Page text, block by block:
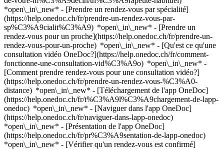
*open\_in\_new* - [Prendre un rendez-vous par spécialité]
(https://help.onedoc.ch/fr/prendre-un-rendez-vous-par-
sp%C3%A9cialit%C3%A9) *open\_in\_new* - [Prendre un
rendez-vous pour un proche](https://help.onedoc.ch/fr/prendre-un-
rendez-vous-pour-un-proche) *open\_in\_new* - [Qu'est ce qu'une
consultation vidéo OneDoc?](https://help.onedoc.ch/fr/comment-
fonctionne-une-consultation-vid%C3%A9o) *open\_in\_new* -
[Comment prendre rendez-vous pour une consultation vidéo?]
(https://help.onedoc.ch/fr/prendre-un-rendez-vous-%C3%A0-
distance) *open\_in\_new* - [Téléchargement de l'app OneDoc]
(https://help.onedoc.ch/fr/t%C3%A9l%C3%A9chargement-de-lapp-
onedoc) *open\_in\_new* - [Naviguer dans l'app OneDoc]
(https://help.onedoc.ch/fr/naviguer-dans-lapp-onedoc)
*open\_in\_new* - [Présentation de l'app OneDoc]
(https://help.onedoc.ch/fr/pr%C3%A9sentation-de-lapp-onedoc)
*open\_in\_new* - [Vérifier qu'un rendez-vous est confirmé](https://help.onedoc.ch/fr/v%C3%A9rifier-quun-rendez-vous-est-confirm%C3%A9) *open\_in\_new* - [Annuler un rendez-vous pris en ligne sur OneDoc](https://help.onedoc.ch/fr/annuler-un-rendez-vous-pris-en-ligne-sur-onedoc) *open\_in\_new* - [Je ne reçois pas de confirmation de rendez-vous](https://help.onedoc.ch/fr/je-ne-re%C3%A7ois-pas-de-confirmation-de-rendez-vous) *open\_in\_new* [Voir tous nos articles *open\_in\_new*](https://help.onedoc.ch/fr/) close ## Modifier votre recherche ![Maison avec un signe plus annonçant qu’une consultation peut être effectuée sur place](https://www.onedoc.ch/assets/images/icons/on-site.svg) Sur place ![Caméra avec un symbole lecture annonçant qu’une consultation peut être effectuée à distance en vidéo](https://www.onedoc.ch/assets/images/icons/remote.svg) À distance Rechercher #### Spécialités #### Praticiens #### Établissements edit Suivi du sportif à Carouge tune Filtrer par Nouveaux patients*keyboard\_arrow\_down* - Acceptés*check\_circle* Langue parlée*keyboard\_arrow\_down* - Allemand*check\_circle* - Anglais*check\_circle* - Arabe*check\_circle* - Chinois*check\_circle* - Espagnol*check\_circle* - Finnois*check\_circle* - Français*check\_circle* - Italien*check\_circle* - Norvégien*check\_circle* - Néerlandais*check\_circle* - Polonais*check\_circle* - Portugais*check\_circle* - Turc*check\_circle* Sexe*keyboard\_arrow\_down* - Femme*check\_circle* - Homme*check\_circle* Réseau*keyboard\_arrow\_down* - Hirslanden*check\_circle* - Swiss Medical Network*check\_circle* - ASCA*check\_circle* - RME*check\_circle* Disponibilité*keyboard\_arrow\_down* - Disponible aujourdhui*check\_circle* - Dans les 3 prochains jours*check\_circle* - Dans les 7 prochains jours*check\_circle* - Dans les 14 prochains jours*check\_circle* # __Suivi du sportif__ à __Carouge__: prenez rendez-vous en ligne aujourd'hui ## 14 résultats à Carouge [![M. Nicolas Christin, physiothérapeute à Carouge](https://assets.onedoc.ch/images/users/5223818f32a0a564ef80ae34e9a01989298c40f6a21328361461868e805223e7-small.jpg "M. Nicolas Christin, physiothérapeute à Carouge")](https://www.onedoc.ch/fr/physiotherapeute/carouge/pc3qp/nicolas-christin) ### [M. Nicolas Christin](https://www.onedoc.ch/fr/physiotherapeute/carouge/pc3qp/nicolas-christin) ![Badge indiquant un profil vérifié](https://www.onedoc.ch/assets/images/icons/checkmark.svg) [Physiothérapeute](https://www.onedoc.ch/fr/physiotherapeute/carouge) [Physiothérapie Santé Genève](https://www.onedoc.ch/fr/cabinet-de-groupe/carouge/e9q2/physiotherapie-sante-geneve) Avenue Cardinal-Mermillod 36 1227 Carouge ![Icône patient avec un signe plus annonçant que le professionnel accepte de nouveaux patients](https://www.onedoc.ch/assets/images/icons/new-patients.svg)Accepte les nouveaux patients [Réserver un RDV](https://www.onedoc.ch/fr/physiotherapeute/carouge/pc3qp/nicolas-christin) Expertises: Suivi du sportif, [Récupération physiothérapeutique du sportif](https://www.onedoc.ch/fr/recuperation-physiotherapeutique-du-sportif/carouge), [Thérapie Manuelle](https://www.onedoc.ch/fr/therapie-manuelle/carouge), [Spécialiste du genou](https://www.onedoc.ch/fr/specialiste-du-genou/carouge), [Spécialiste de la hanche](https://www.onedoc.ch/fr/specialiste-de-la-hanche/carouge), [Déchirure musculaire et ligamentaire](https://www.onedoc.ch/fr/dechirure-musculaire-et-ligamentaire/carouge), [Arthrose](https://www.onedoc.ch/fr/arthrose/carouge), [Bilan postural](https://www.onedoc.ch/fr/bilan-postural/carouge)Voir plus *chevron\_left* mar. 04 août *chevron\_right* Voir plus de rendez-vous *error\_outline* Une erreur s'est produite lors du chargement des disponibilités [Réessayer](https://www.onedoc.ch) Expertises: Suivi du sportif, [Récupération physiothérapeutique du sportif](https://www.onedoc.ch/fr/recuperation-physiotherapeutique-du-sportif/carouge), [Thérapie Manuelle](https://www.onedoc.ch/fr/therapie-manuelle/carouge), [Spécialiste du genou](https://www.onedoc.ch/fr/specialiste-du-genou/carouge), [Spécialiste de la hanche](https://www.onedoc.ch/fr/specialiste-de-la-hanche/carouge), [Déchirure musculaire et ligamentaire](https://www.onedoc.ch/fr/dechirure-musculaire-et-ligamentaire/carouge), [Arthrose](https://www.onedoc.ch/fr/arthrose/carouge), [Bilan postural](https://www.onedoc.ch/fr/bilan-postural/carouge)Voir plus [![M. Diego Jauslin, physiothérapeute à Carouge](https://assets.onedoc.ch/images/users/322faffca14832e7cc97a2970b6979f46d6bdf7bee5a1211319983ea967a5698-small.jpg "M. Diego Jauslin, physiothérapeute à Carouge")](https://www.onedoc.ch/fr/physiotherapeute/carouge/pcyts/diego-jauslin) ### [M. Diego Jauslin](https://www.onedoc.ch/fr/physiotherapeute/carouge/pcyts/diego-jauslin) ![Badge indiquant un profil vérifié](https://www.onedoc.ch/assets/images/icons/checkmark.svg) [Physiothérapeute](https://www.onedoc.ch/fr/physiotherapeute/carouge) [Physio'Sport K-Rouge](https://www.onedoc.ch/fr/cabinet-de-physiotherapie/carouge/ebdi3/physio-sport-k-rouge) Rue Jacques-Grosselin 25 1227 Carouge ![Icône patient avec un signe plus annonçant que le professionnel accepte de nouveaux patients](https://www.onedoc.ch/assets/images/icons/new-patients.svg)Accepte les nouveaux patients [Réserver un RDV](https://www.onedoc.ch/fr/physiotherapeute/carouge/pcyts/diego-jauslin) Expertises: Suivi du sportif, [Dry Needling](https://www.onedoc.ch/fr/dry-needling/carouge), [Trigger point thérapie](https://www.onedoc.ch/fr/trigger-point-therapie/carouge), [Récupération physiothérapeutique du sportif](https://www.onedoc.ch/fr/recuperation-physiotherapeutique-du-sportif/carouge), [Entraînement de l'équilibre](https://www.onedoc.ch/fr/entrainement-de-l-equilibre/carouge), [Rupture du ligament croisé antérieur (LCA) | Déchirure du ligament croisé antérieur (LCA)](https://www.onedoc.ch/fr/rupture-du-ligament-croise-anterieur-lca-dechirure-du-ligament-croise-anterieur-lca/carouge), [Thérapie Manuelle](https://www.onedoc.ch/fr/therapie-manuelle/carouge)Voir plus *chevron\_left* mar. 04 août *chevron\_right* Voir plus de rendez-vous *error\_outline* Une erreur s'est produite lors du chargement des disponibilités [Réessayer](https://www.onedoc.ch) Expertises: Suivi du sportif, [Dry Needling](https://www.onedoc.ch/fr/dry-needling/carouge), [Trigger point thérapie](https://www.onedoc.ch/fr/trigger-point-therapie/carouge), [Récupération physiothérapeutique du sportif](https://www.onedoc.ch/fr/recuperation-physiotherapeutique-du-sportif/carouge), [Entraînement de l'équilibre](https://www.onedoc.ch/fr/entrainement-de-l-equilibre/carouge), [Rupture du ligament croisé antérieur (LCA) | Déchirure du ligament croisé antérieur (LCA)](https://www.onedoc.ch/fr/rupture-du-ligament-croise-anterieur-lca-dechirure-du-ligament-croise-anterieur-lca/carouge), [Thérapie Manuelle](https://www.onedoc.ch/fr/therapie-manuelle/carouge)Voir plus [![M. Thomas Röthlisberger, physiothérapeute à Carouge](https://assets.onedoc.ch/images/users/6c74db9a3dc45354c0c2801b7a88cee07debd312092b1e9ecfe42d60735176f4-small.jpg "M. Thomas Röthlisberger, physiothérapeute à Carouge")](https://www.onedoc.ch/fr/physiotherapeute/carouge/pcytr/thomas-rothlisberger) ### [M. Thomas Röthlisberger](https://www.onedoc.ch/fr/physiotherapeute/carouge/pcytr/thomas-rothlisberger) ![Badge indiquant un profil vérifié](https://www.onedoc.ch/assets/images/icons/checkmark.svg) [Physiothérapeute](https://www.onedoc.ch/fr/physiotherapeute/carouge) [Physio'Sport K-Rouge](https://www.onedoc.ch/fr/cabinet-de-physiotherapie/carouge/ebdi3/physio-sport-k-rouge) Rue Jacques-Grosselin 25 1227 Carouge ![Icône patient avec un signe plus annonçant que le professionnel accepte de nouveaux patients](https://www.onedoc.ch/assets/images/icons/new-patients.svg)Accepte les nouveaux patients [Réserver un RDV](https://www.onedoc.ch/fr/physiotherapeute/carouge/pcytr/thomas-rothlisberger) Expertises: Suivi du sportif, [Récupération physiothérapeutique du sportif](https://www.onedoc.ch/fr/recuperation-physiotherapeutique-du-sportif/carouge), [Déchirure du ménisque | Rupture du ménisque | Lésion du ménisque](https://www.onedoc.ch/fr/dechirure-du-menisque-rupture-du-menisque-lesion-du-menisque/carouge), [Rupture du ligament croisé antérieur (LCA) | Déchirure du ligament croisé antérieur (LCA)](https://www.onedoc.ch/fr/rupture-du-ligament-croise-anterieur-lca-dechirure-du-ligament-croise-anterieur-lca/carouge), [Thérapie Manuelle](https://www.onedoc.ch/fr/therapie-manuelle/carouge)Voir plus *chevron\_left* mar. 04 août *chevron\_right* Voir plus de rendez-vous *error\_outline* Une erreur s'est produite lors du chargement des disponibilités [Réessayer](https://www.onedoc.ch) Expertises: Suivi du sportif, [Récupération physiothérapeutique du sportif](https://www.onedoc.ch/fr/recuperation-physiotherapeutique-du-sportif/carouge), [Déchirure du ménisque | Rupture du ménisque | Lésion du ménisque](https://www.onedoc.ch/fr/dechirure-du-menisque-rupture-du-menisque-lesion-du-menisque/carouge), [Rupture du ligament croisé antérieur (LCA) | Déchirure du ligament croisé antérieur (LCA)](https://www.onedoc.ch/fr/rupture-du-ligament-croise-anterieur-lca-dechirure-du-ligament-croise-anterieur-lca/carouge), [Thérapie Manuelle](https://www.onedoc.ch/fr/therapie-manuelle/carouge)Voir plus [![M. Julien Stucki, physiothérapeute à Carouge](https://assets.onedoc.ch/images/users/654facd1ec3b1ee0f053e4f2ca858a37d7c4f0d258afc077ab0f9e16113421d7-small.jpg "M. Julien Stucki, physiothérapeute à Carouge")](https://www.onedoc.ch/fr/physiotherapeute/carouge/pcyty/julien-stucki) ### [M. Julien Stucki](https://www.onedoc.ch/fr/physiotherapeute/carouge/pcyty/julien-stucki) ![Badge indiquant un profil vérifié](https://www.onedoc.ch/assets/images/icons/checkmark.svg) [Physiothérapeute](https://www.onedoc.ch/fr/physiotherapeute/carouge) [Physio'Sport K-Rouge](https://www.onedoc.ch/fr/cabinet-de